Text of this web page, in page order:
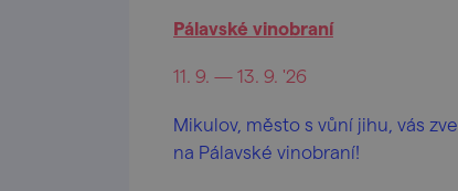
Pálavské vinobraní
11. 9. — 13. 9. '26
Mikulov, město s vůní jihu, vás zve
na Pálavské vinobraní!